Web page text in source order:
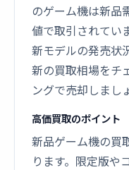
のゲーム機は新品
値で取引されてい
新モデルの発売状
新の買取相場をチ
ングで売却しまし
高価買取のポイント
新品ゲーム機の買
ります。限定版や